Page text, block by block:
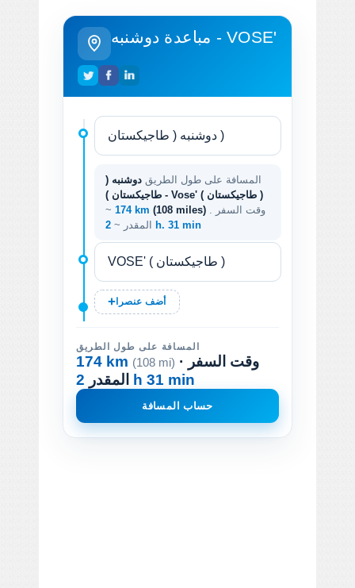
مباعدة دوشنبه - VOSE'
المسافة على طول الطريق دوشنبه (
طاجيكستان ) - Vose' ( طاجيكستان )
~
174 km (108 miles)
المقدر ~ 2 h. 31 min
أضف عنصرا
المسافة على طول الطريق
174 km (108 mi) · وقت السفر
المقدر 2 h 31 min
حساب المسافة